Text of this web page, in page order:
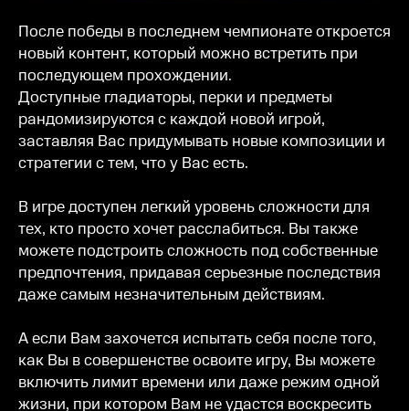
После победы в последнем чемпионате откроется
новый контент, который можно встретить при
последующем прохождении.
Доступные гладиаторы, перки и предметы
рандомизируются с каждой новой игрой,
заставляя Вас придумывать новые композиции и
стратегии с тем, что у Вас есть.
В игре доступен легкий уровень сложности для
тех, кто просто хочет расслабиться. Вы также
можете подстроить сложность под собственные
предпочтения, придавая серьезные последствия
даже самым незначительным действиям.
А если Вам захочется испытать себя после того,
как Вы в совершенстве освоите игру, Вы можете
включить лимит времени или даже режим одной
жизни, при котором Вам не удастся воскресить